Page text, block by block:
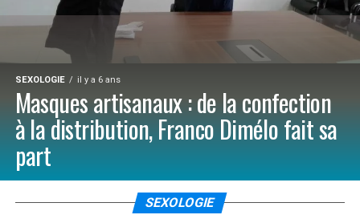
SEXOLOGIE il y a 6 ans
Masques artisanaux : de la confection
à la distribution, Franco Dimélo fait sa
part
SEXOLOGIE